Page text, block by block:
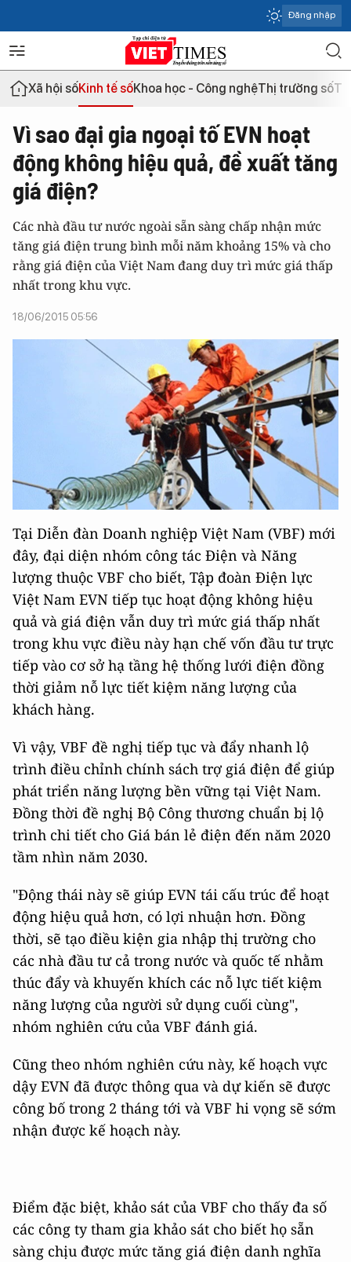
Đăng nhập
Xã hội sốKinh tế sốKhoa học - Công nghệThị trường số
Vì sao đại gia ngoại tố EVN hoạt
động không hiệu quả, đề xuất tăng
giá điện?
Các nhà đầu tư nước ngoài sẵn sàng chấp nhận mức
tăng giá điện trung bình mỗi năm khoảng 15% và cho
rằng giá điện của Việt Nam đang duy trì mức giá thấp
nhất trong khu vực.
18/06/2015 05:56
Tại Diễn đàn Doanh nghiệp Việt Nam (VBF) mới
đây, đại diện nhóm công tác Điện và Năng
lượng thuộc VBF cho biết, Tập đoàn Điện lực
Việt Nam EVN tiếp tục hoạt động không hiệu
quả và giá điện vẫn duy trì mức giá thấp nhất
trong khu vực điều này hạn chế vốn đầu tư trực
tiếp vào cơ sở hạ tầng hệ thống lưới điện đồng
thời giảm nỗ lực tiết kiệm năng lượng của
khách hàng.
Vì vậy, VBF đề nghị tiếp tục và đẩy nhanh lộ
trình điều chỉnh chính sách trợ giá điện để giúp
phát triển năng lượng bền vững tại Việt Nam.
Đồng thời đề nghị Bộ Công thương chuẩn bị lộ
trình chi tiết cho Giá bán lẻ điện đến năm 2020
tầm nhìn năm 2030.
"Động thái này sẽ giúp EVN tái cấu trúc để hoạt
động hiệu quả hơn, có lợi nhuận hơn. Đồng
thời, sẽ tạo điều kiện gia nhập thị trường cho
các nhà đầu tư cả trong nước và quốc tế nhằm
thúc đẩy và khuyến khích các nỗ lực tiết kiệm
năng lượng của người sử dụng cuối cùng",
nhóm nghiên cứu của VBF đánh giá.
Cũng theo nhóm nghiên cứu này, kế hoạch vực
dậy EVN đã được thông qua và dự kiến sẽ được
công bố trong 2 tháng tới và VBF hi vọng sẽ sớm
nhận được kế hoạch này.
Điểm đặc biệt, khảo sát của VBF cho thấy đa số
các công ty tham gia khảo sát cho biết họ sẵn
sàng chịu được mức tăng giá điện danh nghĩa